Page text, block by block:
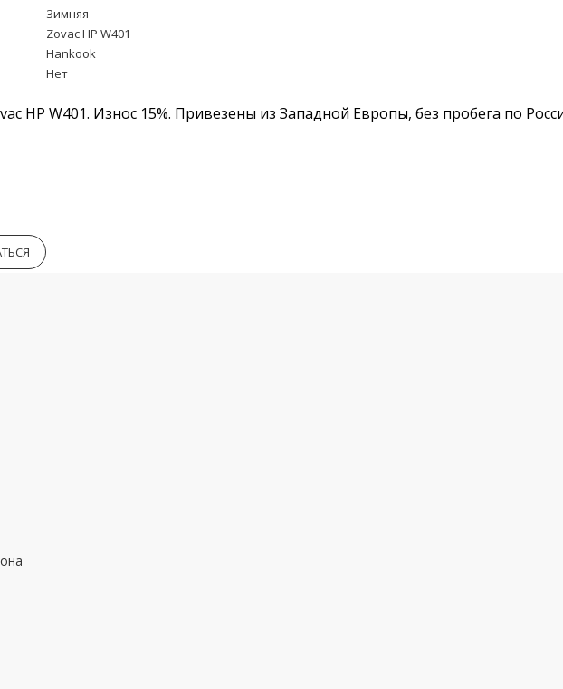
Зимняя
Zovac HP W401
Hankook
Нет
HP W401. Износ 15%. Привезены из Западной Европы, без пробега по